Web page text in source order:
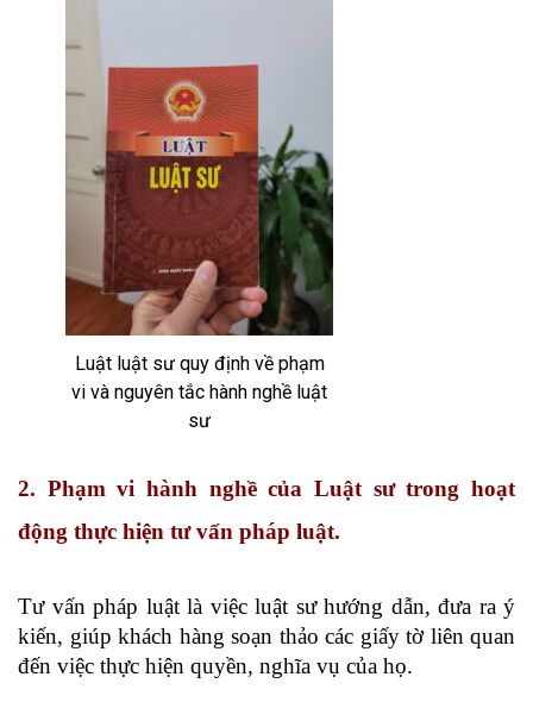
Luật luật sư quy định về phạm
vi và nguyên tắc hành nghề luật
sư
2. Phạm vi hành nghề của Luật sư trong hoạt
động thực hiện tư vấn pháp luật.
Tư vấn pháp luật là việc luật sư hướng dẫn, đưa ra ý
kiến, giúp khách hàng soạn thảo các giấy tờ liên quan
đến việc thực hiện quyền, nghĩa vụ của họ.